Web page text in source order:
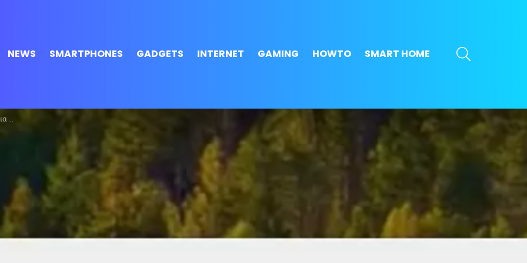
NEWS SMARTPHONES GADGETS INTERNET GAMING HOWTO SMART HOME
σας